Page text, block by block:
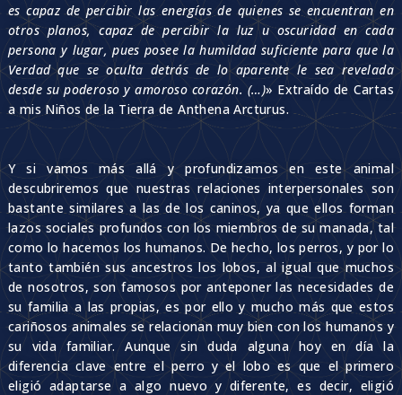
es capaz de percibir las energías de quienes se encuentran en
otros planos, capaz de percibir la luz u oscuridad en cada
persona y lugar, pues posee la humildad suficiente para que la
Verdad que se oculta detrás de lo aparente le sea revelada
desde su poderoso y amoroso corazón. (…)» Extraído de Cartas
a mis Niños de la Tierra de Anthena Arcturus.
Y si vamos más allá y profundizamos en este animal
descubriremos que nuestras relaciones interpersonales son
bastante similares a las de los caninos, ya que ellos forman
lazos sociales profundos con los miembros de su manada, tal
como lo hacemos los humanos. De hecho, los perros, y por lo
tanto también sus ancestros los lobos, al igual que muchos
de nosotros, son famosos por anteponer las necesidades de
su familia a las propias, es por ello y mucho más que estos
cariñosos animales se relacionan muy bien con los humanos y
su vida familiar. Aunque sin duda alguna hoy en día la
diferencia clave entre el perro y el lobo es que el primero
eligió adaptarse a algo nuevo y diferente, es decir, eligió